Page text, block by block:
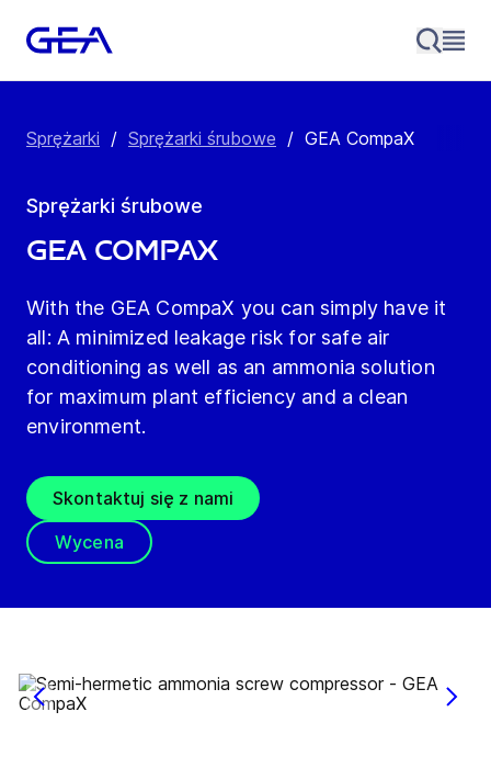
Sprężarki / Sprężarki śrubowe / GEA CompaX
Sprężarki śrubowe
GEA CompaX
With the GEA CompaX you can simply have it
all: A minimized leakage risk for safe air
conditioning as well as an ammonia solution
for maximum plant efficiency and a clean
environment.
Skontaktuj się z nami
Wycena